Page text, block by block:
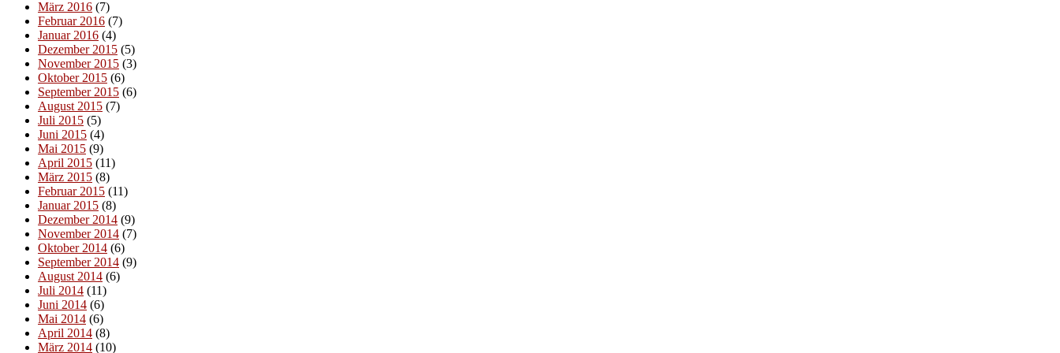
März 2016 (7)
Februar 2016 (7)
Januar 2016 (4)
Dezember 2015 (5)
November 2015 (3)
Oktober 2015 (6)
September 2015 (6)
August 2015 (7)
Juli 2015 (5)
Juni 2015 (4)
Mai 2015 (9)
April 2015 (11)
März 2015 (8)
Februar 2015 (11)
Januar 2015 (8)
Dezember 2014 (9)
November 2014 (7)
Oktober 2014 (6)
September 2014 (9)
August 2014 (6)
Juli 2014 (11)
Juni 2014 (6)
Mai 2014 (6)
April 2014 (8)
März 2014 (10)